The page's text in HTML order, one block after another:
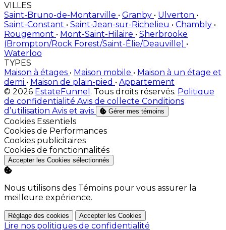
VILLES
Saint-Bruno-de-Montarville • Granby • Ulverton •
Saint-Constant • Saint-Jean-sur-Richelieu • Chambly •
Rougemont • Mont-Saint-Hilaire • Sherbrooke
(Brompton/Rock Forest/Saint-Élie/Deauville) •
Waterloo
TYPES
Maison à étages • Maison mobile • Maison à un étage et
demi • Maison de plain-pied • Appartement
© 2026 EstateFunnel . Tous droits réservés. Politique
de confidentialité Avis de collecte Conditions
d’utilisation Avis et avis Gérer mes témoins
Activer
Cookies Essentiels
Activer
Cookies de Performances
Activer
Cookies publicitaires
Activer
Cookies de fonctionnalités
Accepter les Cookies sélectionnés
Nous utilisons des Témoins pour vous assurer la
meilleure expérience.
Réglage des cookies Accepter les Cookies
Lire nos politiques de confidentialité